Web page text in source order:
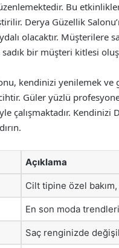
Bu
Derya Güzellik
olacaktır. Müşterilere
bir müşteri kitlesi
kendinizi yenilemek ve
Güler yüzlü
çalışmaktadır.
Açıklama
Cilt tipine özel
En son moda
Saç renginizde